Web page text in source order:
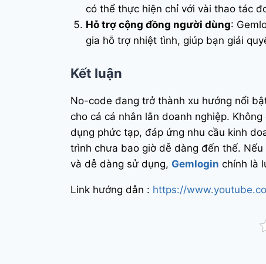
có thể thực hiện chỉ với vài thao tác
Hỗ trợ cộng đồng người dùng:
gia hỗ trợ nhiệt tình, giúp bạn giải
Kết luận
No-code đang trở thành xu hướng nổi
cho cả cá nhân lẫn doanh nghiệp.
dụng phức tạp, đáp ứng nhu cầu kinh
trình chưa bao giờ dễ dàng đến thế.
và dễ dàng sử dụng, Gemlogin chính là
Link hướng dẫn : https://